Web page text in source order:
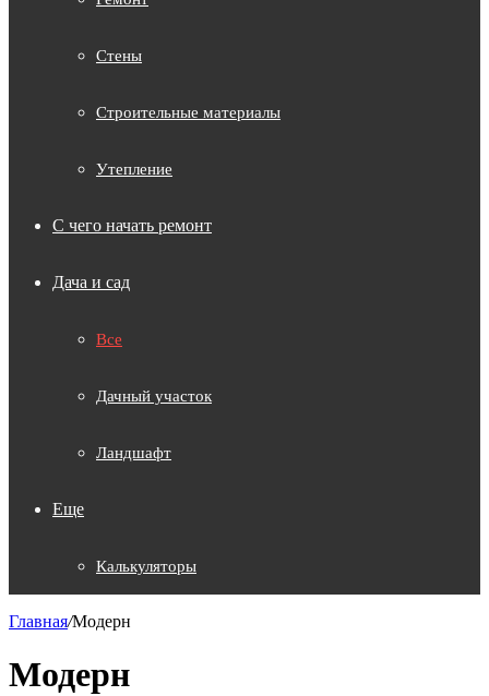
Стены
Строительные материалы
Утепление
С чего начать ремонт
Дача и сад
Все
Дачный участок
Ландшафт
Еще
Калькуляторы
Главная/Модерн
Модерн